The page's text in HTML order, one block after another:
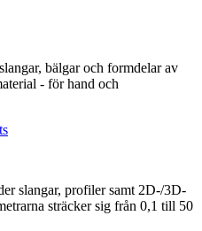
bälgar och formdelar av
- för hand och
slangar, profiler samt 2D-/3D-
sträcker sig från 0,1 till 50